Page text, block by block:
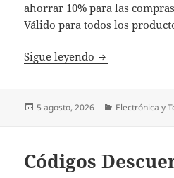
ahorrar 10% para las
Válido para todos los
Sigue leyendo Código
Publicado
5 agosto, 2026 Categorías
Electrónica y
Códigos